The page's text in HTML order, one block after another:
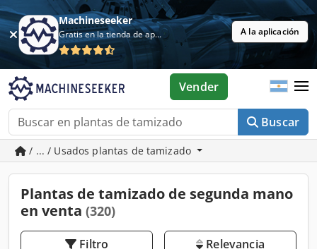
Machineseeker
Gratis en la tienda de aplicaciones A la aplicación
Buscar
Vender
/ ... / Usados plantas de tamizado
Plantas de tamizado de segunda mano
en venta (320)
Filtro Relevancia